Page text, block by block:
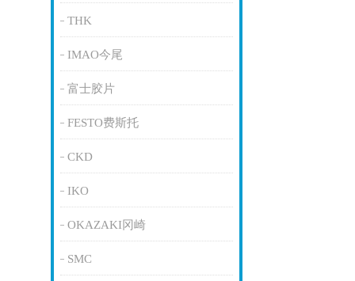
THK
IMAO今尾
富士胶片
FESTO费斯托
CKD
IKO
OKAZAKI冈崎
SMC